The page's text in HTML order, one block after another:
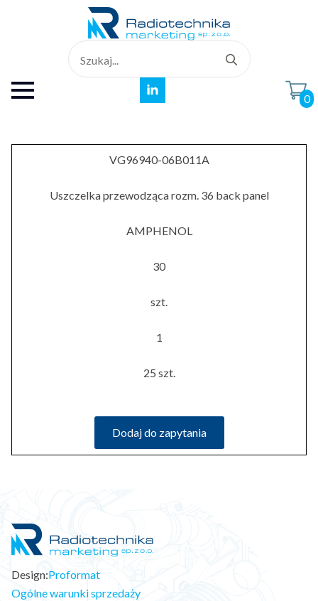
for:
0
VG96940-06B011A
Uszczelka przewodząca rozm. 36 back panel
AMPHENOL
30
szt.
1
25 szt.
Dodaj do zapytania
Design:Proformat
Ogólne warunki sprzedaży